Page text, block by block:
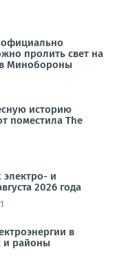
официально
пролить свет на
в Минобороны
историю
поместила The
и
2026 года
в
и районы